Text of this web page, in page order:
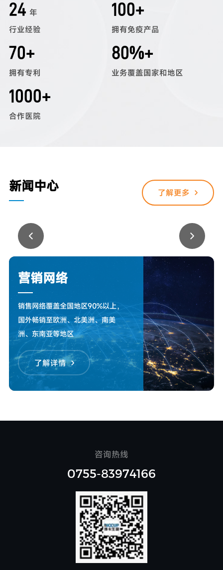
24 年
行业经验
100+
拥有免疫产品
70+
拥有专利
80%+
业务覆盖国家和地区
1000+
合作医院
新闻中心 了解更多
营销网络
销售网络覆盖全国地区90%以上，
国外畅销至欧洲、北美洲、南美
洲、东南亚等地区
了解详情
咨询热线
0755-83974166